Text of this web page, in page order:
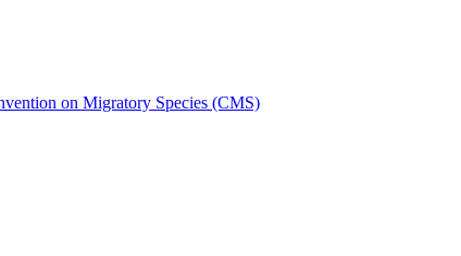
on Migratory Species (CMS)